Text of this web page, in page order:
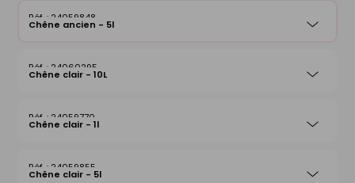
24059848
Chêne ancien - 5l
24060295
Chêne clair - 10L
24059770
Chêne clair - 1l
24059855
Chêne clair - 5l